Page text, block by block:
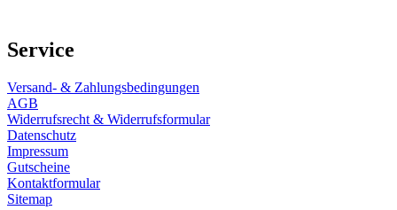
Service
Versand- & Zahlungsbedingungen
AGB
Widerrufsrecht & Widerrufsformular
Datenschutz
Impressum
Gutscheine
Kontaktformular
Sitemap